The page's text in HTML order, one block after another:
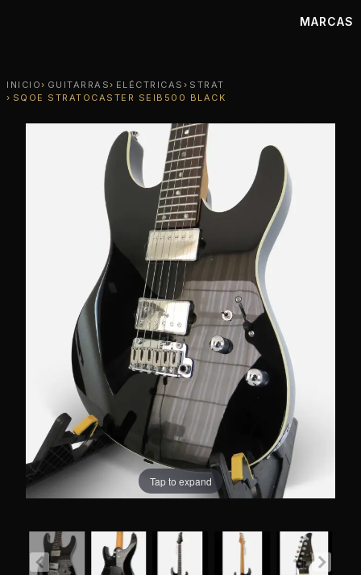
MARCAS
INICIO GUITARRAS ELÉCTRICAS
STRAT
SQOE STRATOCASTER SEIB500 BLACK
Tap to expand